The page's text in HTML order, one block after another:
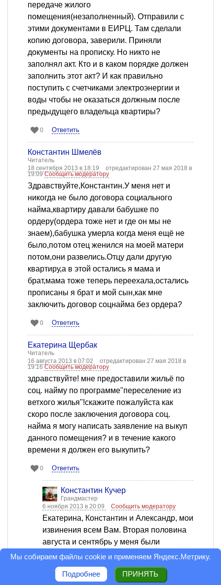
передаче жилого
помещения(незаполненный). Отправили с
этими документами в ЕИРЦ. Там сделали
копию договора, заверили. Приняли
документы на прописку. Но никто не
заполнял акт. Кто и в каком порядке должен
заполнить этот акт? И как правильно
поступить с счетчиками электроэнергии и
воды чтобы не оказаться должным после
предыдущего владельца квартиры?
0 Ответить
Константин Шмелёв
Читатель
18 сентября 2013 в 18:19
отредактирован 27 мая 2018 в
19:09Сообщить модератору
Здравствуйте,Константин.У меня нет и
никогда не было договора социального
найма,квартиру давали бабушке по
ордеру(ордера тоже нет и где он мы не
знаем),бабушка умерла когда меня ещё не
было,потом отец женился на моей матери
потом,они развелись.Отцу дали другую
квартиру,а в этой остались я мама и
брат,мама тоже теперь переехала,остались
прописаны я брат и мой сын,как мне
заключить договор соцнайма без ордера?
0 Ответить
Екатерина Щербак
Читатель
16 августа 2013 в 07:02
отредактирован 27 мая 2018 в
19:16Сообщить модератору
здравствуйте! мне предоставили жильё по
соц. найму по программе"переселение из
ветхого жилья"!скажите пожалуйста как
скоро после заключения договора соц.
найма я могу написать заявление на выкуп
данного помещения? и в течение какого
времени я должен его выкупить?
0 Ответить
Константин Кучер
Грандмастер
6 ноября 2013 в 20:09
Сообщить модератору
Екатерина, Константин и Александр, мои
извинения всем Вам. Вторая половина
августа и сентябрь у меня были
разъездными. Видимо поэтому, я
пропустил Ваши вопросы. Сегодня,
получив запрос Натальи Каганченко,
Мы собираем файлы cookie и применяем Яндекс.Метрику.
Подробнее ПРИНЯТЬ